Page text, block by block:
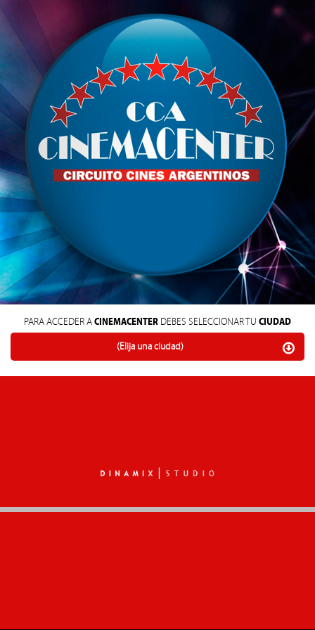
PARA ACCEDER ACINEMACENTER DEBES SELECCIONAR TU CIUDAD
(Elija una ciudad)